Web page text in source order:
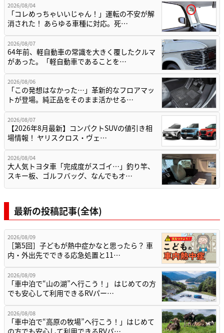
2026/08/04
「コレめっちゃいいじゃん！」運転の不安が解
消された！ あらゆる車種に対応。死…
2026/08/07
64年前、軽自動車の常識を大きく覆したクルマ
があった。「軽自動車であることを…
2026/08/06
「この発想はなかった…」革新的なフロアマッ
トが登場。純正品をそのまま活かせる…
2026/08/07
【2026年8月最新】コンパクトSUVの値引き相
場情報！ ヤリスクロス・ヴェ…
2026/08/04
大人気トヨタ車「完成度がスゴイ…」釣り竿、
スキー板、ゴルフバッグ、なんでもオ…
最新の投稿記事(全体)
2026/08/09
［第5回］子どもが熱中症かなと思ったら？ 車
内・外出先でできる応急処置と11…
2026/08/09
「車中泊で“山の湖”へ行こう！」 はじめての方
でも安心して利用できるRVパー…
2026/08/08
「車中泊で“高原の牧場”へ行こう！」はじめて
の方でも安心して利用できるRVパ…